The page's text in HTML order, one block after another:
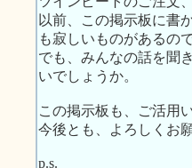
以前、この掲示板に書
も寂しいものがあるの
でも、みんなの話を聞
いでしょうか。
この掲示板も、ご活用
今後とも、よろしくお
p.s.